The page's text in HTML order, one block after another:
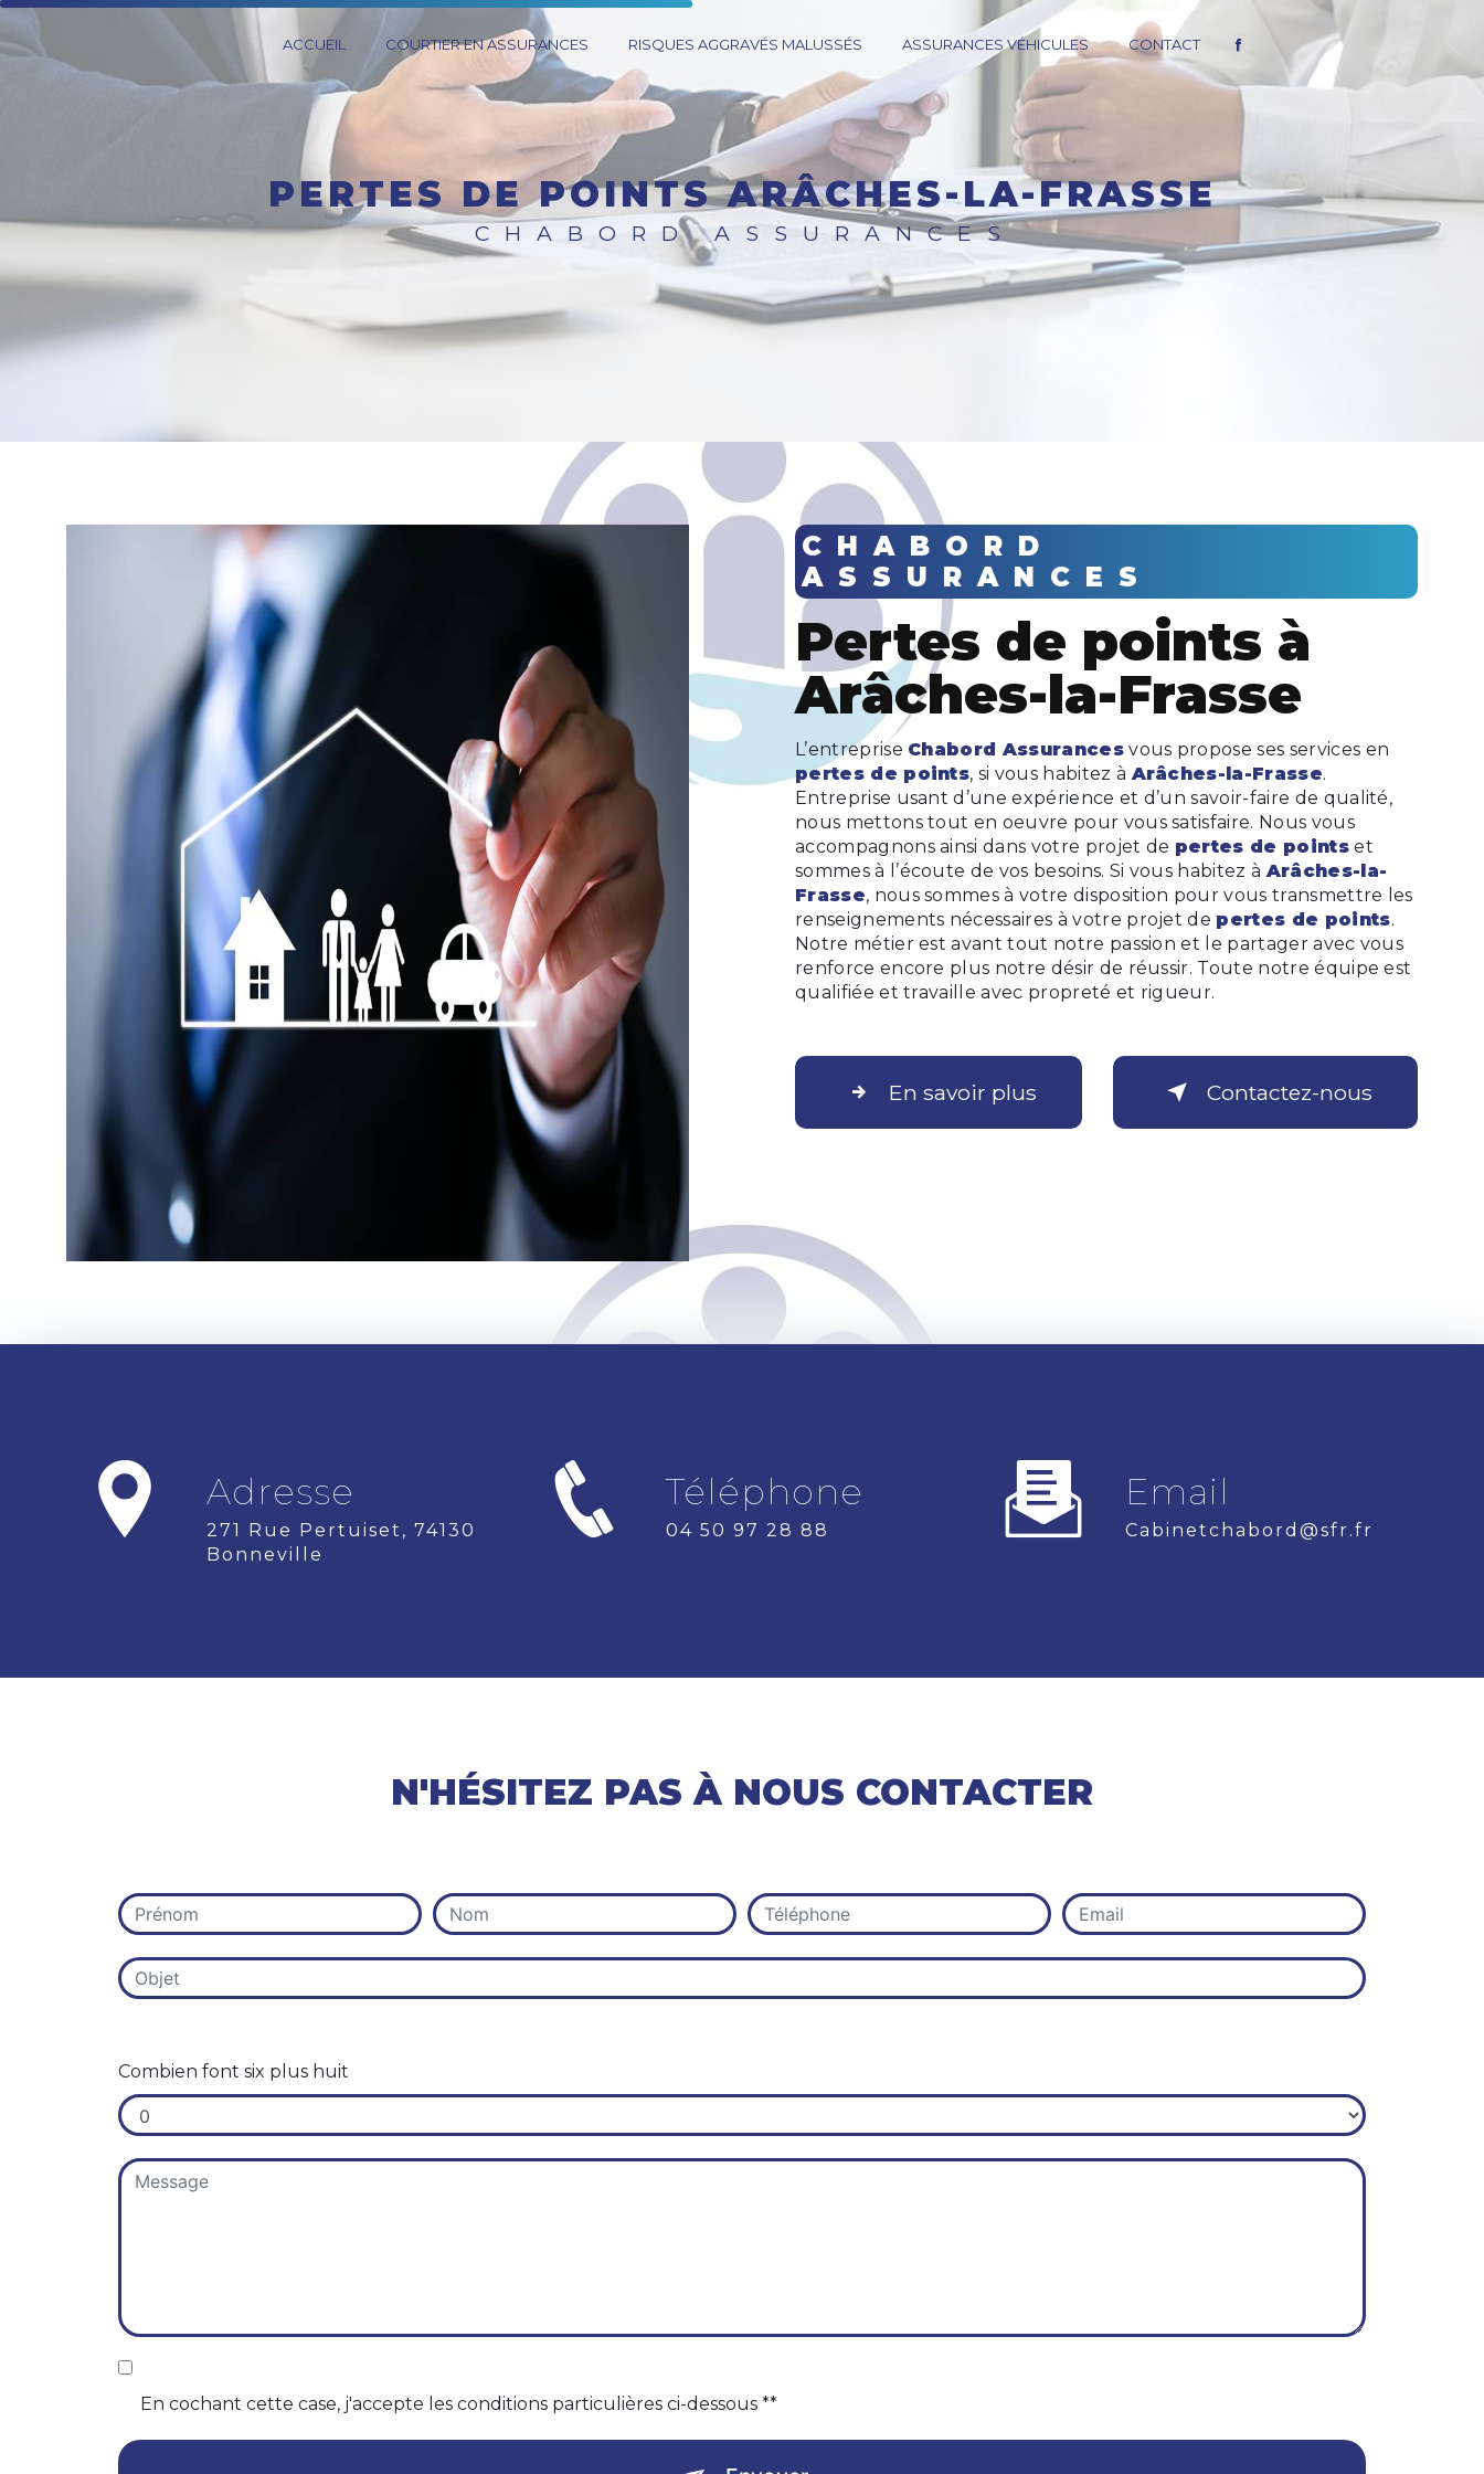
ACCUEIL COURTIER EN ASSURANCES RISQUES AGGRAVÉS MALUSSÉS ASSURANCES VÉHICULES CONTACT
PERTES DE POINTS ARÂCHES-LA-FRASSE
CHABORD ASSURANCES
CHABORD
ASSURANCES
pertes de points à
Arâches-la-Frasse
L’entreprise Chabord Assurancesvous propose ses services en
pertes de points, si vous habitez à Arâches-la-Frasse.
Entreprise usant d’une expérience et d’un savoir-faire de qualité,
nous mettons tout en oeuvre pour vous satisfaire. Nous vous
accompagnons ainsi dans votre projet de pertes de pointset
sommes à l’écoute de vos besoins. Si vous habitez à Arâches-la-
Frasse, nous sommes à votre disposition pour vous transmettre les
renseignements nécessaires à votre projet de pertes de points.
Notre métier est avant tout notre passion et le partager avec vous
renforce encore plus notre désir de réussir. Toute notre équipe est
qualifiée et travaille avec propreté et rigueur.
En savoir plus Contactez-nous
Adresse
271 Rue Pertuiset, 74130
Bonneville
Téléphone
04 50 97 28 88
Email
cabinetchabord@sfr.fr
N'HÉSITEZ PAS À NOUS CONTACTER
Combien font six plus huit
En cochant cette case, j'accepte les conditions particulières ci-dessous **
Panneau de gestion des cookies